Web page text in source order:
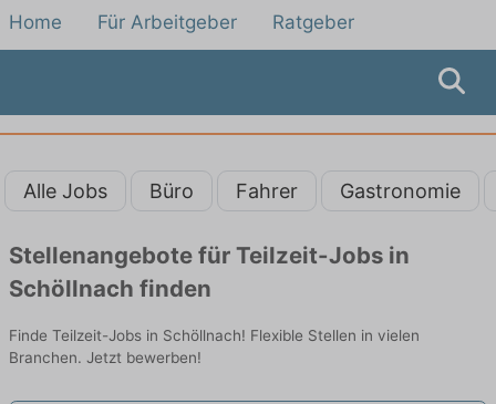
Home Für Arbeitgeber Ratgeber
Alle Jobs Büro Fahrer Gastronomie
Stellenangebote für Teilzeit-Jobs in
Schöllnach finden
Finde Teilzeit-Jobs in Schöllnach! Flexible Stellen in vielen
Branchen. Jetzt bewerben!